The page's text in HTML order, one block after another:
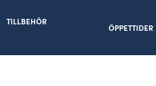
TILLBEHÖR
ÖPPETTIDER